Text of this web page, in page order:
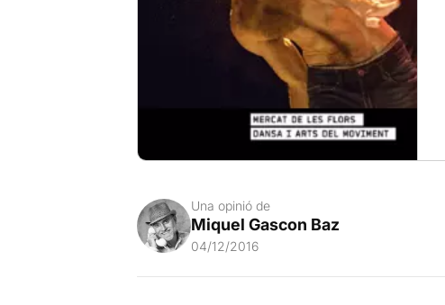
Una opinió de
Miquel Gascon Baz
04/12/2016